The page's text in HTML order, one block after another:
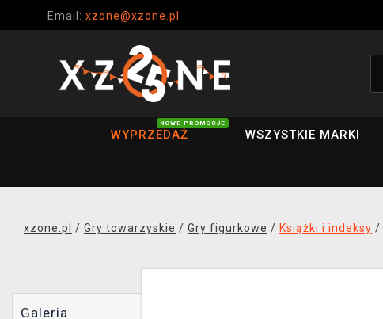
Email: xzone@xzone.pl
WYPRZEDAŻ
NOWE PROMOCJE
WSZYSTKIE MARKI
xzone.pl / Gry towarzyskie / Gry figurkowe / Książki i indeksy /
Galeria